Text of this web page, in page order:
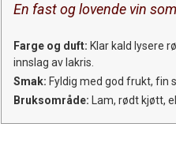
En fast og lovende vin
Farge og duft: Klar kald lysere
innslag av lakris.
Smak: Fyldig med god frukt, fin
Bruksområde: Lam, rødt kjøtt,